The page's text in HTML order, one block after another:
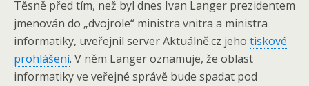
Těsně před tím, než byl dnes Ivan Langer prezidentem
jmenován do „dvojrole“ ministra vnitra a ministra
informatiky, uveřejnil server Aktuálně.cz jeho tiskové
prohlášení. V něm Langer oznamuje, že oblast
informatiky ve veřejné správě bude spadat pod